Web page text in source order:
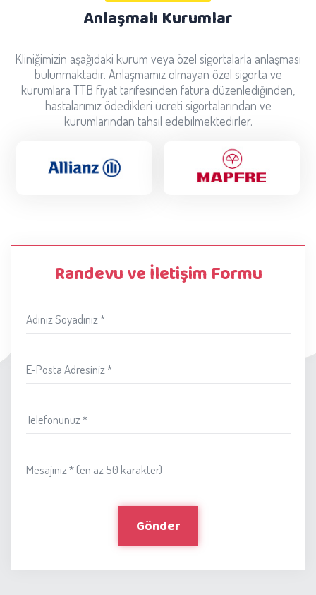
Anlaşmalı Kurumlar
Kliniğimizin aşağıdaki kurum veya özel sigortalarla anlaşması
bulunmaktadır. Anlaşmamız olmayan özel sigorta ve
kurumlara TTB fiyat tarifesinden fatura düzenlediğinden,
hastalarımız ödedikleri ücreti sigortalarından ve
kurumlarından tahsil edebilmektedirler.
Randevu ve İletişim Formu
Adınız Soyadınız *
E-Posta Adresiniz *
Telefonunuz *
Mesajınız * (en az 50 karakter)
Gönder